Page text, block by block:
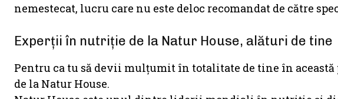
nemestecat, lucru care nu este deloc recomandat de către
Experții în nutriție de la Natur House, alături de tine
Pentru ca tu să devii mulțumit în totalitate de tine în această
de la Natur House.